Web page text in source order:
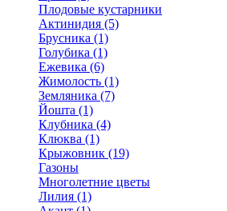
Плодовые кустарники
Актинидия (5)
Брусника (1)
Голубика (1)
Ежевика (6)
Жимолость (1)
Земляника (7)
Йошта (1)
Клубника (4)
Клюква (1)
Крыжовник (19)
Газоны
Многолетние цветы
Лилия (1)